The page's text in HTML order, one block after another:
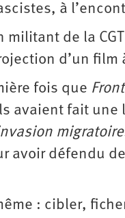
à
militant de la
d’un film
fois que
avaient fait une
avoir défendu
: cibler,